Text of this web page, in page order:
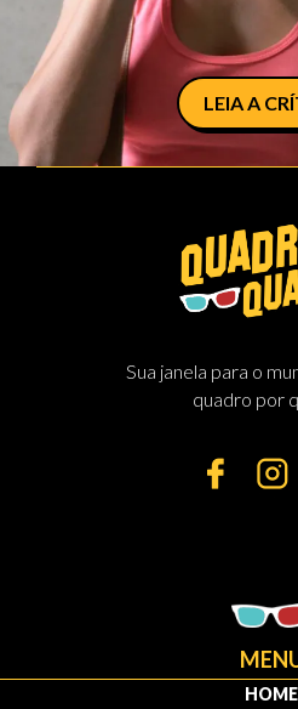
LEIA A
Sua janela para o
quadro por
HOME